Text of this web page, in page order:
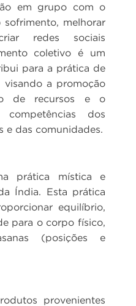
em grupo com o
melhorar
redes sociais
coletivo é um
para a prática de
visando a promoção
de recursos e o
competências dos
e das comunidades.
prática mística e
Índia. Esta prática
equilíbrio,
para o corpo físico,
(posições e
provenientes